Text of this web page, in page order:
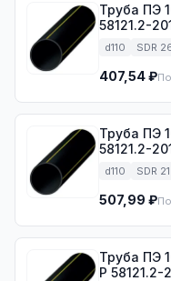
Труба ПЭ
58121.2-
d110 SDR
407,54 ₽
Труба ПЭ
58121.2-
d110 SDR 21
507,99 ₽
Труба ПЭ
Р 58121.2-